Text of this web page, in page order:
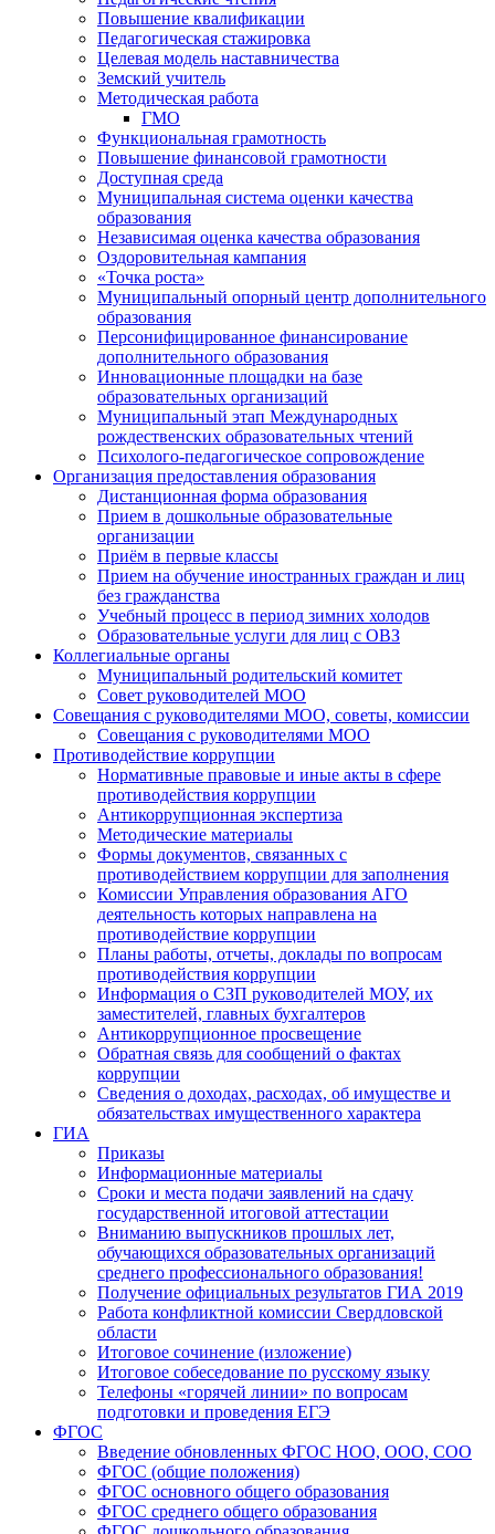
Повышение квалификации
Педагогическая стажировка
Целевая модель наставничества
Земский учитель
Методическая работа
ГМО
Функциональная грамотность
Повышение финансовой грамотности
Доступная среда
Муниципальная система оценки качества
образования
Независимая оценка качества образования
Оздоровительная кампания
«Точка роста»
Муниципальный опорный центр дополнительного
образования
Персонифицированное финансирование
дополнительного образования
Инновационные площадки на базе
образовательных организаций
Муниципальный этап Международных
рождественских образовательных чтений
Психолого-педагогическое сопровождение
Организация предоставления образования
Дистанционная форма образования
Прием в дошкольные образовательные
организации
Приём в первые классы
Прием на обучение иностранных граждан и лиц
без гражданства
Учебный процесс в период зимних холодов
Образовательные услуги для лиц с ОВЗ
Коллегиальные органы
Муниципальный родительский комитет
Совет руководителей МОО
Совещания с руководителями МОО, советы, комиссии
Совещания с руководителями МОО
Противодействие коррупции
Нормативные правовые и иные акты в сфере
противодействия коррупции
Антикоррупционная экспертиза
Методические материалы
Формы документов, связанных с
противодействием коррупции для заполнения
Комиссии Управления образования АГО
деятельность которых направлена на
противодействие коррупции
Планы работы, отчеты, доклады по вопросам
противодействия коррупции
Информация о СЗП руководителей МОУ, их
заместителей, главных бухгалтеров
Антикоррупционное просвещение
Обратная связь для сообщений о фактах
коррупции
Сведения о доходах, расходах, об имуществе и
обязательствах имущественного характера
ГИА
Приказы
Информационные материалы
Сроки и места подачи заявлений на сдачу
государственной итоговой аттестации
Вниманию выпускников прошлых лет,
обучающихся образовательных организаций
среднего профессионального образования!
Получение официальных результатов ГИА 2019
Работа конфликтной комиссии Свердловской
области
Итоговое сочинение (изложение)
Итоговое собеседование по русскому языку
Телефоны «горячей линии» по вопросам
подготовки и проведения ЕГЭ
ФГОС
Введение обновленных ФГОС НОО, ООО, СОО
ФГОС (общие положения)
ФГОС основного общего образования
ФГОС среднего общего образования